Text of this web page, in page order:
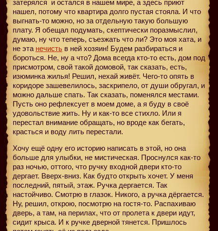
затерялся и остался в нашем мире, а здесь приют
нашел, потому что квартира долго пустая стояла. И что
выгнать-то можно, но за отдельную такую большую
плату. Я обещал подумать, скептически поразмыслил,
думаю, ну что теперь, съезжать что ли? Это моя хата, и
не эта нечисть в ней хозяин! Будем разбираться и
бороться. Не, ну а что? Дома всегда кто-то есть, дом под
присмотром, свой такой домовой, так сказать, есть,
изюминка жилья! Решил, нехай живёт. Чего-то опять в
коридоре зашевелилось, заскрипело, от души обругал, и
можно дальше спать. Так сказать, поменялся местами.
Пусть оно рефлексует в моем доме, а я буду в своё
удовольствие жить. Ну и как-то все стихло. Или я
перестал внимание обращать, но вроде как бегать,
красться и воду лить перестали.
Хочу ещё одну его историю написать в этой, но она
больше для улыбки, не мистическая. Проснулся как-то
раз ночью, оттого, что ручку входной двери кто-то
дергает. Вверх-вниз. Как будто открыть хочет. У меня
последний, пятый, этаж. Ручка дергается. Так
настойчиво. Смотрю в глазок. Никого, а ручка дёргается.
Ну, решил, открою, посмотрю на гостя-то. Распахиваю
дверь, а там, на перилах, что от пролета к двери идут,
сидит крыса. И к ручке дверной тянется. Пришлось